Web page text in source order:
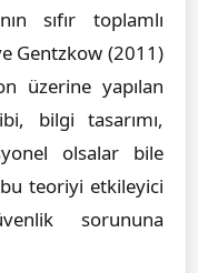
sıfır toplamlı
Gentzkow (2011)
üzerine yapılan
bilgi tasarımı,
olsalar bile
teoriyi etkileyici
sorununa